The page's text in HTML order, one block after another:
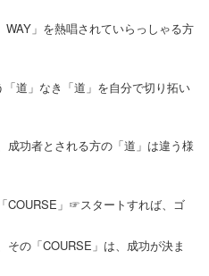
」を熱唱されていらっしゃる方
道」なき「道」を自分で切り拓い
成功者とされる方の「道」は違う様
COURSE」☞スタートすれば、ゴ
の「COURSE」は、成功が決ま